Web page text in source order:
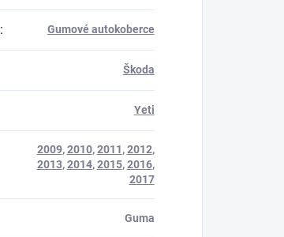
: Gumové autokoberce
Škoda
Yeti
2009,2010,2011,2012,
2013,2014,2015,2016,
2017
Guma